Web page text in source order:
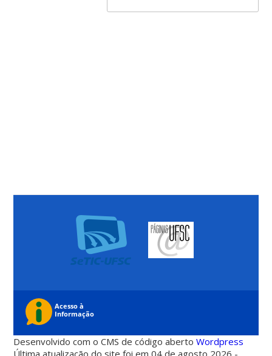
Desenvolvido com o CMS de código abertoWordpress